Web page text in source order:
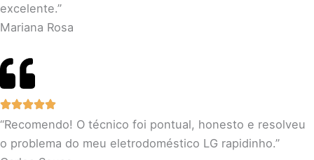
excelente.”
Mariana Rosa
“Recomendo! O técnico foi pontual, honesto e resolveu
o problema do meu eletrodoméstico LG rapidinho.”